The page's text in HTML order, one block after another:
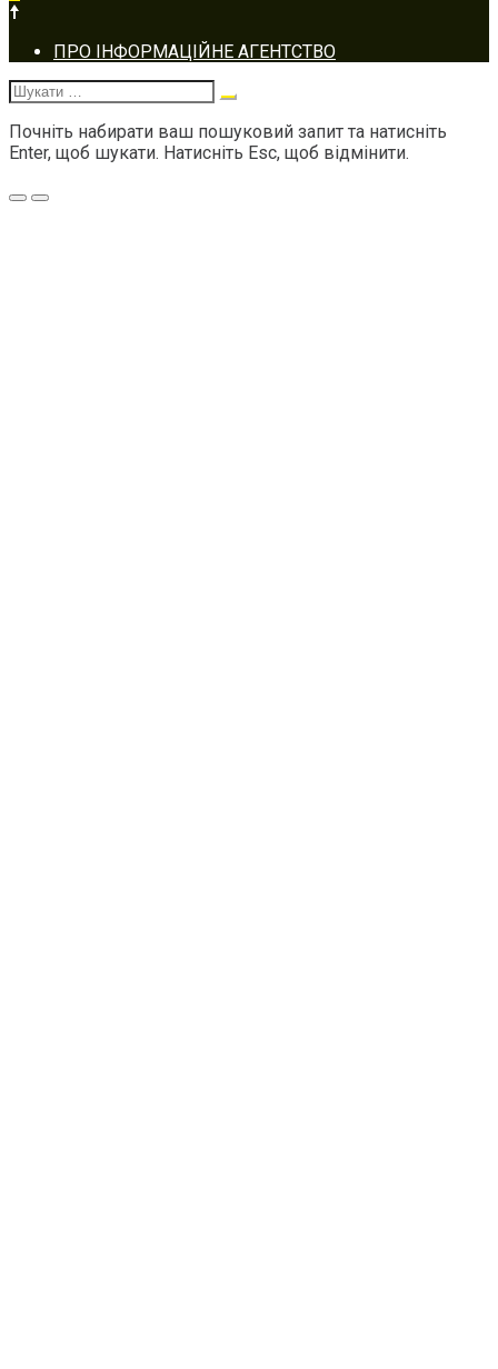
Footer
navigation
ПРО ІНФОРМАЦІЙНЕ АГЕНТСТВО
Шукати:
Почніть набирати ваш пошуковий запит та натисніть
Enter, щоб шукати. Натисніть Esc, щоб відмінити.
Меню